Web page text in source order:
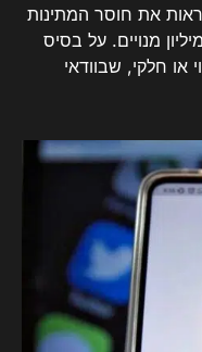
את חוסר המתינות
, שיש לה 1,241 מיליון מנויים. על בסיס
או חלקי, שבוודאי